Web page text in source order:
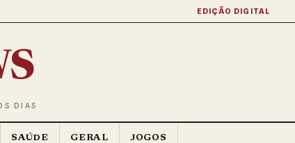
EDIÇÃO DIGITAL
DIAS
SAÚDE GERAL JOGOS